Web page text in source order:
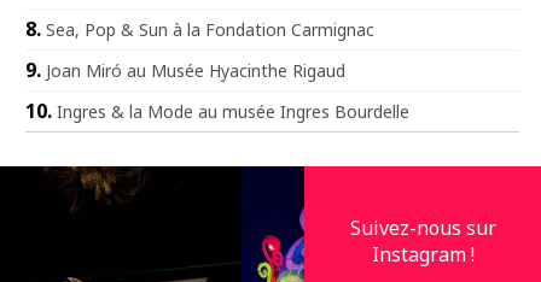
Sea, Pop & Sun à la Fondation Carmignac
Joan Miró au Musée Hyacinthe Rigaud
Ingres & la Mode au musée Ingres Bourdelle
Suivez-nous sur
Instagram !